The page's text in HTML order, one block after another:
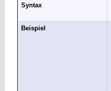
Syntax
Beispiel